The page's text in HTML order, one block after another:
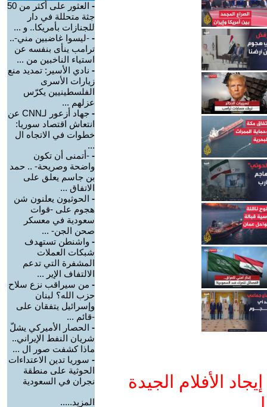
الأفلام الجيدة
-
العثور على أكثر من 50
جثة متحللة في دار
للجنازات بأمريكا.. و ...
- -ليسوا غاضبين مني-..
ترامب ينأى بنفسه عن
استياء الناخبين من ...
- نادي الأسير: تمديد منع
زيارات الأسرى
الفلسطينيين يكرّس
عزلهم ...
-
جهاد أزعور لـCNN عن
انتعاش اقتصاد سوريا:
خطوات في الاتجاه ال
...
- -أتمنى أن تكون
واضحة وصريحة- .. حمد
بن جاسم يعلق على
الاتفاق ...
- الحوثيون يعلنون شن
هجوم على -قوات
سعودية في معسكر
صحن الجن- ...
- واشنطن تستهدف
شبكات العملات
المشفرة التي تدعم
الالتفاف الإير ...
- من سيراقب نزع سلاح
حزب الله؟ لبنان
وإسرائيل يتفقان على
-قائم ...
- الحصار الأميركي يشلّ
شريان النفط الإيراني..
ماذا كشفت صور ال ...
- سوريا تدين الاعتداءات
الحوثية على منطقة
نجران في السعودية
المزيد.....